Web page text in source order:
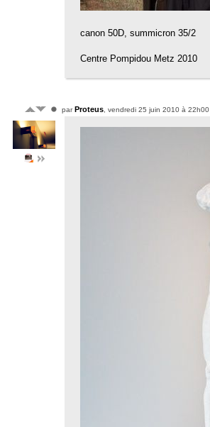
canon 50D, summicron 35/2
Centre Pompidou Metz 2010
parProteus , vendredi 25 juin 2010 à 22h00